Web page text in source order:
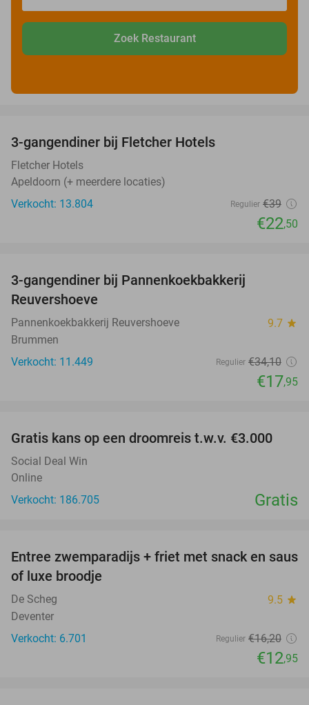
Zoek Restaurant
3-gangendiner bij Fletcher Hotels
Fletcher Hotels
Apeldoorn (+ meerdere locaties)
Verkocht: 13.804
Regulier €39
€22,50
3-gangendiner bij Pannenkoekbakkerij
Reuvershoeve
Pannenkoekbakkerij Reuvershoeve 9.7 star
Brummen
Verkocht: 11.449
Regulier €34,10
€17,95
Gratis kans op een droomreis t.w.v. €3.000
Social Deal Win
Online
Verkocht: 186.705
Gratis
20%
Entree zwemparadijs + friet met snack en saus
of luxe broodje
De Scheg 9.5 star
Deventer
Verkocht: 6.701
Regulier €16,20
€12,95